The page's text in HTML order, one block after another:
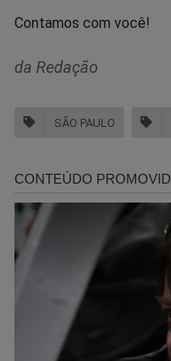
Contamos com você!
da Redação
SÃO PAULO